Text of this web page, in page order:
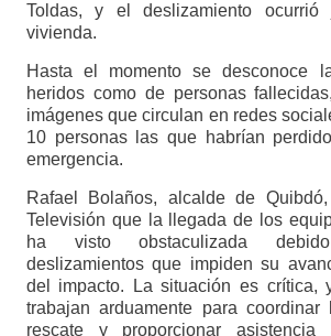
Toldas, y el deslizamiento ocurrió
vivienda.
Hasta el momento se desconoce
heridos como de personas
imágenes que circulan en redes
10 personas las que habrían
emergencia.
Rafael Bolaños, alcalde de
Televisión que la llegada de los
ha visto obstaculizada
deslizamientos que impiden su
del impacto. La situación es crítica,
trabajan arduamente para
rescate y proporcionar